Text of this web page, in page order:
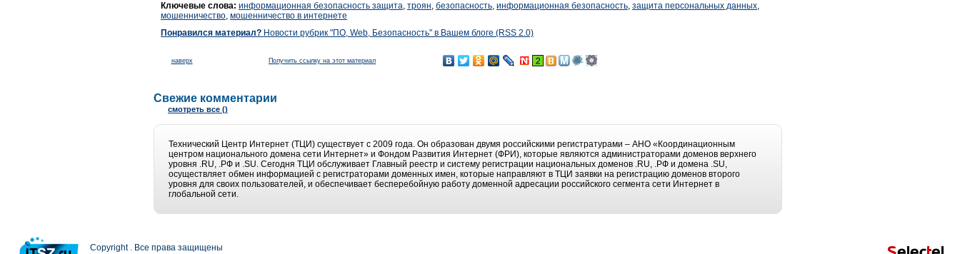
Ключевые слова: информационная безопасность защита, троян, безопасность, информационная безопасность, защита персональных данных,
мошенничество, мошенничество в интернете
Понравился материал? Новости рубрик "ПО, Web, Безопасность" в Вашем блоге (RSS 2.0)
наверх Получить ссылку на этот материал
Свежие комментарии
смотреть все ()
Технический Центр Интернет (ТЦИ) существует с 2009 года. Он образован двумя российскими регистратурами – АНО «Координационным
центром национального домена сети Интернет» и Фондом Развития Интернет (ФРИ), которые являются администраторами доменов верхнего
уровня .RU, .РФ и .SU. Сегодня ТЦИ обслуживает Главный реестр и систему регистрации национальных доменов .RU, .РФ и домена .SU,
осуществляет обмен информацией с регистраторами доменных имен, которые направляют в ТЦИ заявки на регистрацию доменов второго
уровня для своих пользователей, и обеспечивает бесперебойную работу доменной адресации российского сегмента сети Интернет в
глобальной сети.
Copyright . Все права защищены